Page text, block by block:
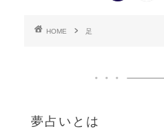
HOME 足
夢占いとは